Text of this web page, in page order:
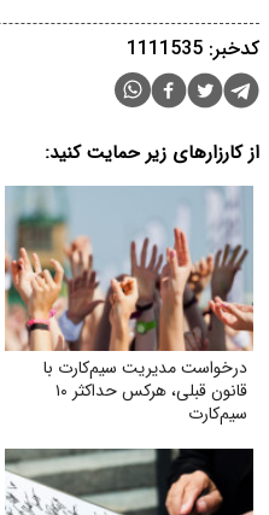
کدخبر: 1111535
از کارزارهای زیر حمایت کنید:
درخواست مدیریت سیم‌کارت با
قانون قبلی، هرکس حداکثر ۱۰
سیم‌کارت